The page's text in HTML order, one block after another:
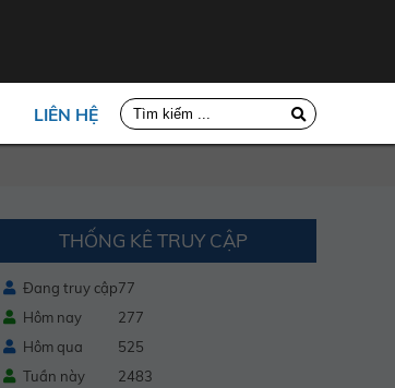
LIÊN HỆ
THỐNG KÊ TRUY CẬP
Đang truy cập77
Hôm nay
277
Hôm qua
525
Tuần này
2483